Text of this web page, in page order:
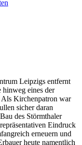
Leipzigs entfernt
hinweg eines der
Kirchenpatron war
sicher daran
des Störmthaler
Eindruck
erneuern und
heute namentlich